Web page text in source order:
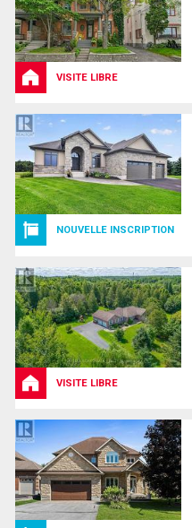
VISITE LIBRE
NOUVELLE INSCRIPTION
VISITE LIBRE